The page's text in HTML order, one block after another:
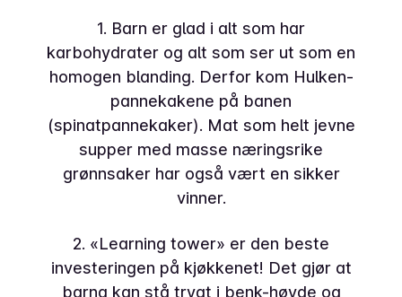
1. Barn er glad i alt som har
karbohydrater og alt som ser ut som en
homogen blanding. Derfor kom Hulken-
pannekakene på banen
(spinatpannekaker). Mat som helt jevne
supper med masse næringsrike
grønnsaker har også vært en sikker
vinner.
2. «Learning tower» er den beste
investeringen på kjøkkenet! Det gjør at
barna kan stå trygt i benk-høyde og